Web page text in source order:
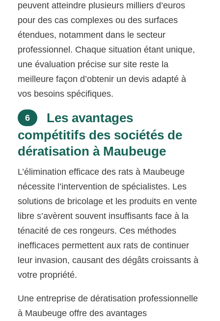
peuvent atteindre plusieurs milliers d’euros
pour des cas complexes ou des surfaces
étendues, notamment dans le secteur
professionnel. Chaque situation étant unique,
une évaluation précise sur site reste la
meilleure façon d’obtenir un devis adapté à
vos besoins spécifiques.
6
Les avantages
compétitifs des sociétés de
dératisation à Maubeuge
L’élimination efficace des rats à Maubeuge
nécessite l’intervention de spécialistes. Les
solutions de bricolage et les produits en vente
libre s’avèrent souvent insuffisants face à la
ténacité de ces rongeurs. Ces méthodes
inefficaces permettent aux rats de continuer
leur invasion, causant des dégâts croissants à
votre propriété.
Une entreprise de dératisation professionnelle
à Maubeuge offre des avantages